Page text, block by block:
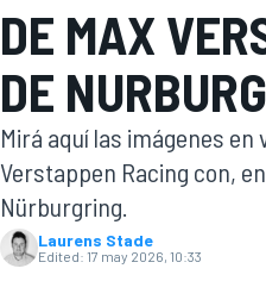
FÓRMULA E
NASCARINDYCARSPORTSCAR
DE MAX
DE
Mirá aquí las imágenes
Verstappen Racing con,
Nürburgring.
Laurens Stade
Edited: 17 may 2026, 10:33